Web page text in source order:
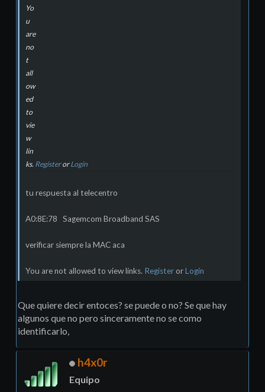
Yo
u
are
no
t
all
ow
ed
to
vie
w
lin
ks. RegisterorLogin
tu respuesta al telecentro
A0:8E:78 Sagemcom Broadband SAS
verificar siempre la MAC aca
You are not allowed to view links. RegisterorLogin
Que quiere decir entoces? se puede o no? Se que hay
algunos que no pero sinceramente no se como
identificarlo,
h4x0r
Equipo